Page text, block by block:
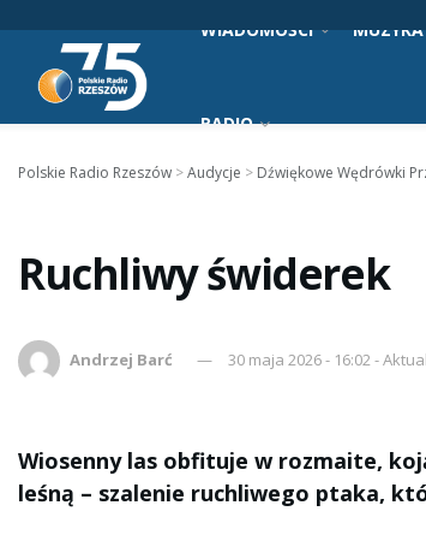
WIADOMOŚCI MUZYKA
RADIO
Polskie Radio Rzeszów >Audycje > Dźwiękowe Wędrówki
Ruchliwy świderek
Andrzej Barć 30 maja 2026 - 16:02 -
Wiosenny las obfituje w rozmaite,
leśną – szalenie ruchliwego ptaka,